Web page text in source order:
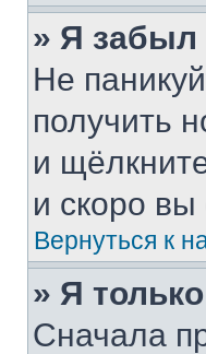
» Я забыл
Не
получить
и
и скоро
Вернуться к
» Я
Сначала